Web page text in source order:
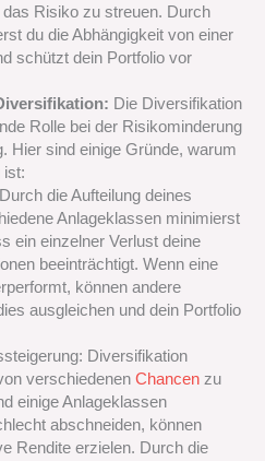
Risiko zu streuen. Durch
du die Abhängigkeit von einer
schützt dein Portfolio vor
Die Diversifikation
Rolle bei der Risikominderung
Hier sind einige Gründe, warum
ist:
die Aufteilung deines
Anlageklassen minimierst
ein einzelner Verlust deine
beeinträchtigt. Wenn eine
können andere
ausgleichen und dein Portfolio
Diversifikation
verschiedenen Chancenzu
einige Anlageklassen
abschneiden, können
Rendite erzielen. Durch die